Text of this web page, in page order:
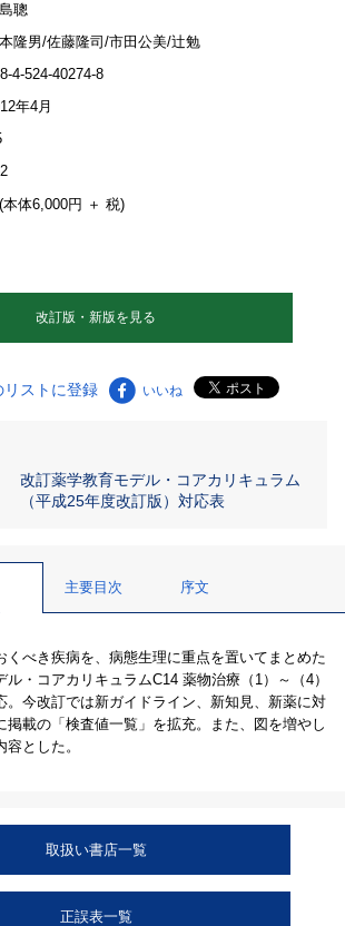
聰
隆男/佐藤隆司/市田公美/辻勉
4-524-40274-8
年4月
(本体6,000円 ＋ 税)
改訂版・新版を見る
リストに登録 いいね
改訂薬学教育モデル・コアカリキュラム
（平成25年度改訂版）対応表
主要目次 序文
くべき疾病を、病態生理に重点を置いてまとめた
・コアカリキュラムC14 薬物治療（1）～（4）
。今改訂では新ガイドライン、新知見、新薬に対
掲載の「検査値一覧」を拡充。また、図を増やし
とした。
取扱い書店一覧
正誤表一覧